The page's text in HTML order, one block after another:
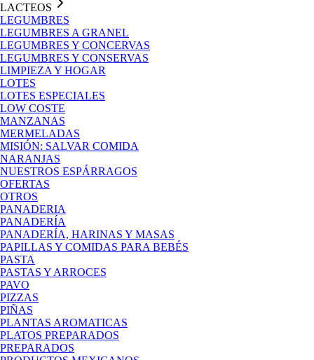
LACTEOS
LEGUMBRES
LEGUMBRES A GRANEL
LEGUMBRES Y CONCERVAS
LEGUMBRES Y CONSERVAS
LIMPIEZA Y HOGAR
LOTES
LOTES ESPECIALES
LOW COSTE
MANZANAS
MERMELADAS
MISIÓN: SALVAR COMIDA
NARANJAS
NUESTROS ESPÁRRAGOS
OFERTAS
OTROS
PANADERIA
PANADERÍA
PANADERÍA, HARINAS Y MASAS
PAPILLAS Y COMIDAS PARA BEBÉS
PASTA
PASTAS Y ARROCES
PAVO
PIZZAS
PIÑAS
PLANTAS AROMATICAS
PLATOS PREPARADOS
PREPARADOS